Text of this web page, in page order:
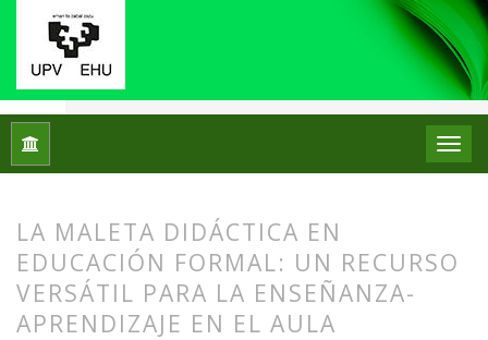
Inicio Núm. 31 (2024): Monográfico: Didáctica
LA MALETA DIDÁCTICA EN
EDUCACIÓN FORMAL: UN RECURSO
VERSÁTIL PARA LA ENSEÑANZA-
APRENDIZAJE EN EL AULA